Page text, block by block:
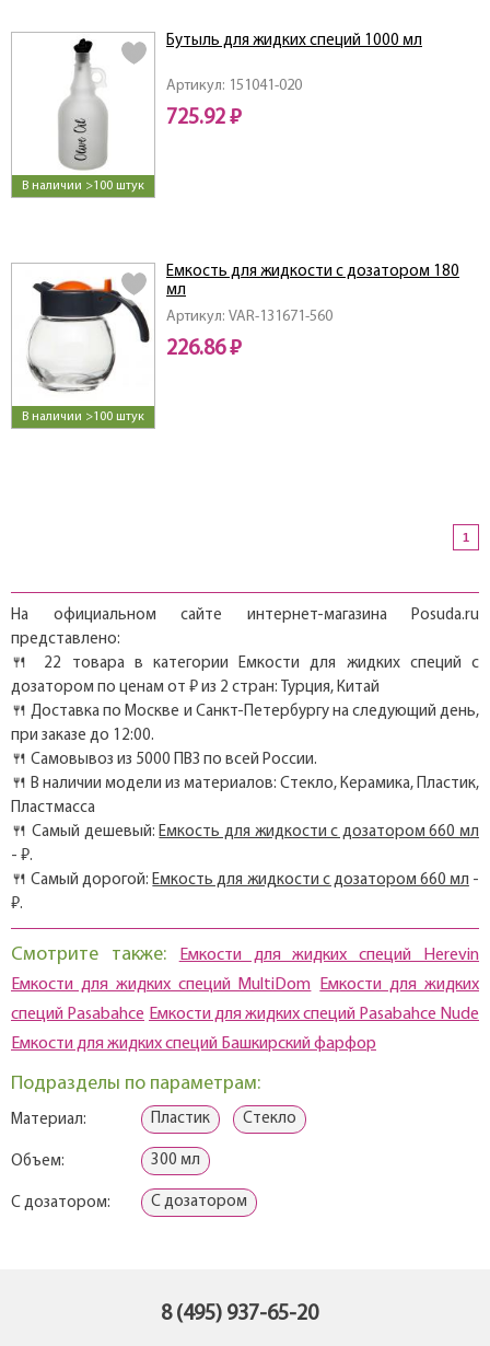
В наличии >100 штук
Артикул: 151041-020
Бутыль для жидких специй 1000 мл
725.92 ₽
В наличии >100 штук
Артикул: VAR-131671-560
Емкость для жидкости с дозатором 180
мл
226.86 ₽
1
На официальном сайте интернет-магазина Posuda.ru
представлено:
🍴 22 товара в категории Емкости для жидких специй с
дозатором по ценам от ₽ из 2 стран: Турция, Китай
🍴 Доставка по Москве и Санкт-Петербургу на следующий день,
при заказе до 12:00.
🍴 Самовывоз из 5000 ПВЗ по всей России.
🍴 В наличии модели из материалов: Стекло, Керамика, Пластик,
Пластмасса
🍴 Самый дешевый:Емкость для жидкости с дозатором 660 мл
- ₽.
🍴 Самый дорогой:Емкость для жидкости с дозатором 660 мл -
₽.
Смотрите также:
Емкости для жидких специй Herevin
Емкости для жидких специй MultiDom Емкости для жидких
специй Pasabahce Емкости для жидких специй Pasabahce Nude
Емкости для жидких специй Башкирский фарфор
Подразделы по параметрам:
Материал: Пластик Стекло
Объем: 300 мл
С дозатором: С дозатором
8 (495) 937-65-20